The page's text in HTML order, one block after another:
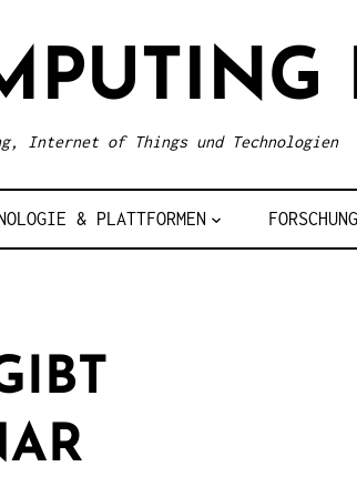
Internet of Things und Technologien
& PLATTFORMEN FORSCHUNG